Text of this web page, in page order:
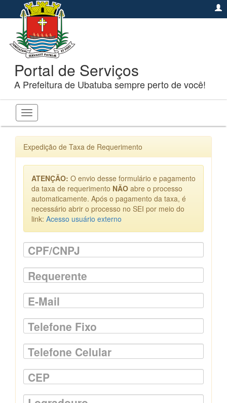
Portal de Serviços
A Prefeitura de Ubatuba sempre perto de você!
Toggle
navigation
Expedição de Taxa de Requerimento
ATENÇÃO: O envio desse formulário e pagamento
da taxa de requerimento NÃO abre o processo
automaticamente. Após o pagamento da taxa, é
necessário abrir o processo no SEI por meio do
link: Acesso usuário externo
CPF/CNPJ
Requerente
E-Mail
Telefone Fixo
Telefone Celular
CEP